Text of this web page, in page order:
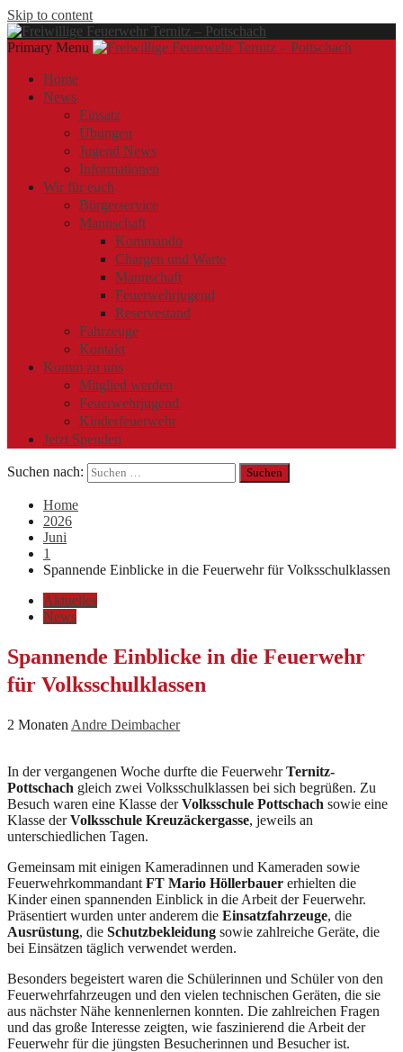
Skip to content
Primary Menu
Freiwillige Feuerwehr Ternitz – Pottschach
Home
News
Einsatz
Übungen
Jugend News
Informationen
Wir für euch
Bürgerservice
Mannschaft
Kommando
Chargen und Warte
Mannschaft
Feuerwehrjugend
Reservestand
Fahrzeuge
Kontakt
Komm zu uns
Mitglied werden
Feuerwehrjugend
Kinderfeuerwehr
Jetzt Spenden
Suchen nach:
Home
2026
Juni
1
Spannende Einblicke in die Feuerwehr für Volksschulklassen
Aktuelles
News
Spannende Einblicke in die Feuerwehr
für Volksschulklassen
2 Monaten Andre Deimbacher
In der vergangenen Woche durfte die FeuerwehrTernitz-
Pottschach gleich zwei Volksschulklassen bei sich begrüßen. Zu
Besuch waren eine Klasse derVolksschule Pottschach sowie eine
Klasse derVolksschule Kreuzäckergasse, jeweils an
unterschiedlichen Tagen.
Gemeinsam mit einigen Kameradinnen und Kameraden sowie
Feuerwehrkommandant FT Mario Höllerbauer erhielten die
Kinder einen spannenden Einblick in die Arbeit der Feuerwehr.
Präsentiert wurden unter anderem die Einsatzfahrzeuge, die
Ausrüstung, die Schutzbekleidung sowie zahlreiche Geräte, die
bei Einsätzen täglich verwendet werden.
Besonders begeistert waren die Schülerinnen und Schüler von den
Feuerwehrfahrzeugen und den vielen technischen Geräten, die sie
aus nächster Nähe kennenlernen konnten. Die zahlreichen Fragen
und das große Interesse zeigten, wie faszinierend die Arbeit der
Feuerwehr für die jüngsten Besucherinnen und Besucher ist.